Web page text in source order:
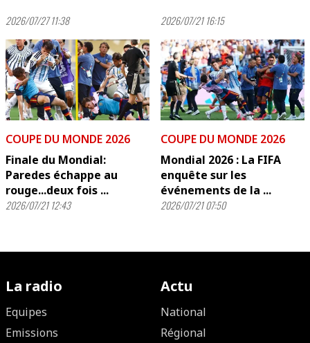
2026/07/27 11:38 2026/07/21 16:15
COUPE DU MONDE 2026
Finale du Mondial:
Paredes échappe au
rouge...deux fois ...
2026/07/21 12:43
COUPE DU MONDE 2026
Mondial 2026 : La FIFA
enquête sur les
événements de la ...
2026/07/21 07:50
La radio
Equipes
Emissions
Actu
National
Régional